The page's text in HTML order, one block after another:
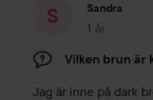
Sandra
1 år
Inlägget
Vilken brun är
Jag är inne på dark